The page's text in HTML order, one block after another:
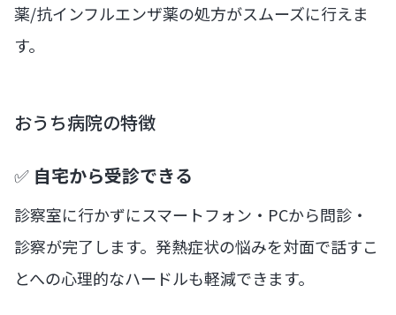
薬/抗インフルエンザ薬の処方がスムーズに行えま
す。
おうち病院の特徴
✅ 自宅から受診できる
診察室に行かずにスマートフォン・PCから問診・
診察が完了します。発熱症状の悩みを対面で話すこ
とへの心理的なハードルも軽減できます。